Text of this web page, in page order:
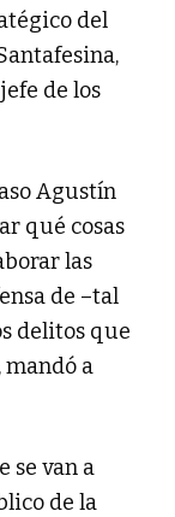
del
de los
Agustín
qué cosas
las
de –tal
delitos que
mandó a
se van a
de la